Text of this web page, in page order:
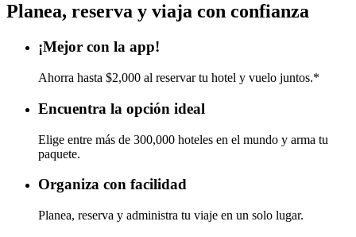
Planea, reserva y viaja con confianza
¡Mejor con la app!
Ahorra hasta $2,000 al reservar tu hotel y vuelo juntos.*
Encuentra la opción ideal
Elige entre más de 300,000 hoteles en el mundo y arma tu
paquete.
Organiza con facilidad
Planea, reserva y administra tu viaje en un solo lugar.